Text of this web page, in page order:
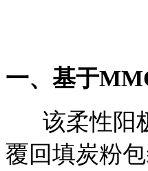
一、 基于
该柔性阳极
覆回填炭粉